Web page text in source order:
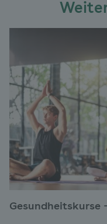
Gesundheitskurse